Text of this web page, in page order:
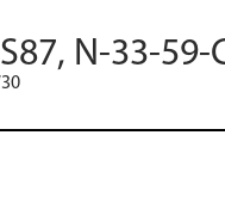
N-33-59-